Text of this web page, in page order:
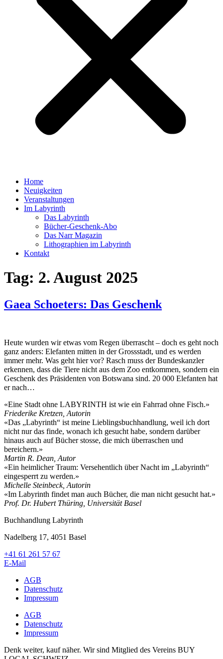
Home
Neuigkeiten
Veranstaltungen
Im Labyrinth
Das Labyrinth
Bücher-Geschenk-Abo
Das Narr Magazin
Lithographien im Labyrinth
Kontakt
Tag: 2. August 2025
Gaea Schoeters: Das Geschenk
Heute wurden wir etwas vom Regen überrascht – doch es geht noch
ganz anders: Elefanten mitten in der Grossstadt, und es werden
immer mehr. Was geht hier vor? Rasch muss der Bundeskanzler
erkennen, dass die Tiere nicht aus dem Zoo entkommen, sondern ein
Geschenk des Präsidenten von Botswana sind. 20 000 Elefanten hat
er nach…
«Eine Stadt ohne LABYRINTH ist wie ein Fahrrad ohne Fisch.»
Friederike Kretzen, Autorin
«Das „Labyrinth“ ist meine Lieblingsbuchhandlung, weil ich dort
nicht nur das finde, wonach ich gesucht habe, sondern darüber
hinaus auch auf Bücher stosse, die mich überraschen und
bereichern.»
Martin R. Dean, Autor
«Ein heimlicher Traum: Versehentlich über Nacht im „Labyrinth“
eingesperrt zu werden.»
Michelle Steinbeck, Autorin
«Im Labyrinth findet man auch Bücher, die man nicht gesucht hat.»
Prof. Dr. Hubert Thüring, Universität Basel
Buchhandlung Labyrinth
Nadelberg 17, 4051 Basel
+41 61 261 57 67
E-Mail
AGB
Datenschutz
Impressum
AGB
Datenschutz
Impressum
Denk weiter, kauf näher. Wir sind Mitglied des Vereins BUY